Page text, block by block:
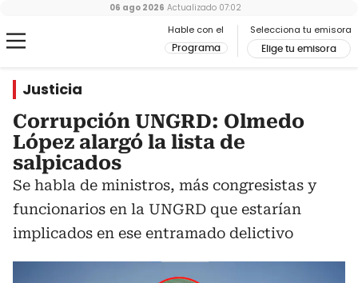
Hable con el
Programa
Selecciona tu emisora
Elige tu emisora
06 ago 2026 Actualizado 07:02
Justicia
Corrupción UNGRD: Olmedo
López alargó la lista de
salpicados
Se habla de ministros, más congresistas y
funcionarios en la UNGRD que estarían
implicados en ese entramado delictivo